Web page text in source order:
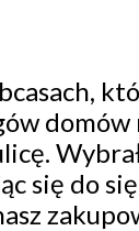
się do